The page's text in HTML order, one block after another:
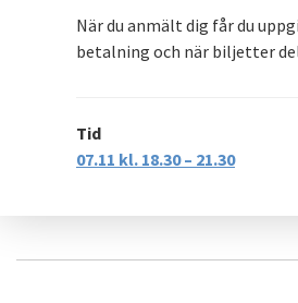
När du anmält dig får du
betalning och när biljetter
Tid
07.11 kl. 18.30 – 21.30